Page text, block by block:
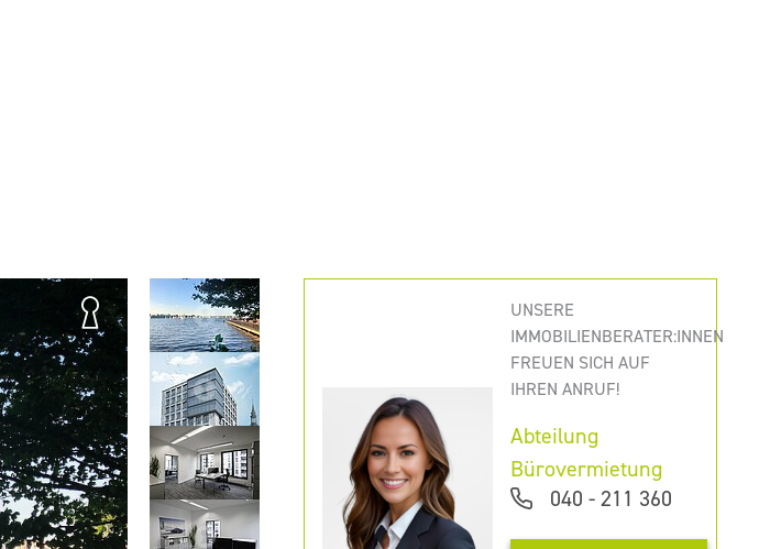
UNSERE
IMMOBILIENBERATER:INNEN
FREUEN SICH AUF
IHREN ANRUF!
Abteilung
Bürovermietung
040 - 211 360